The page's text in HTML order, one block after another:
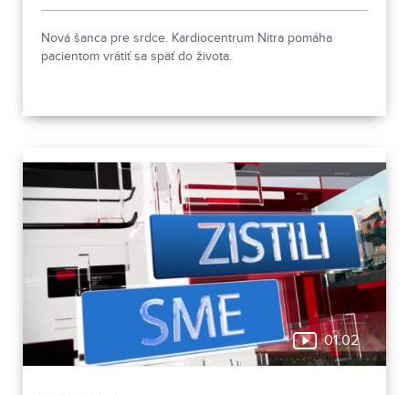
stacionár
Nová šanca pre srdce. Kardiocentrum Nitra pomáha
pacientom vrátiť sa späť do života.
01:02